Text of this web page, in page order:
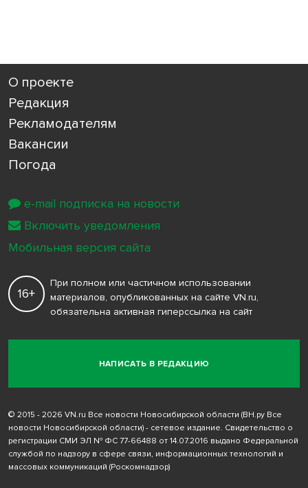
О проекте
Редакция
Рекламодателям
Вакансии
Погода
НАПИСАТЬ В РЕДАКЦИЮ
16+
При полном или частичном использовании
материалов, опубликованных на сайте VN.ru,
обязательна активная гиперссылка на сайт
© 2015 - 2026 VN.ru Все новости Новосибирской области (ВН.ру Все
новости Новосибирской области) - сетевое издание. Свидетельство о
регистрации СМИ ЭЛ № ФС 77-66488 от 14.07.2016 выдано Федеральной
службой по надзору в сфере связи, информационных технологий и
массовых коммуникаций (Роскомнадзор)
e-mail подписка на новости
Включить уведомления
Мобильная версия сайта